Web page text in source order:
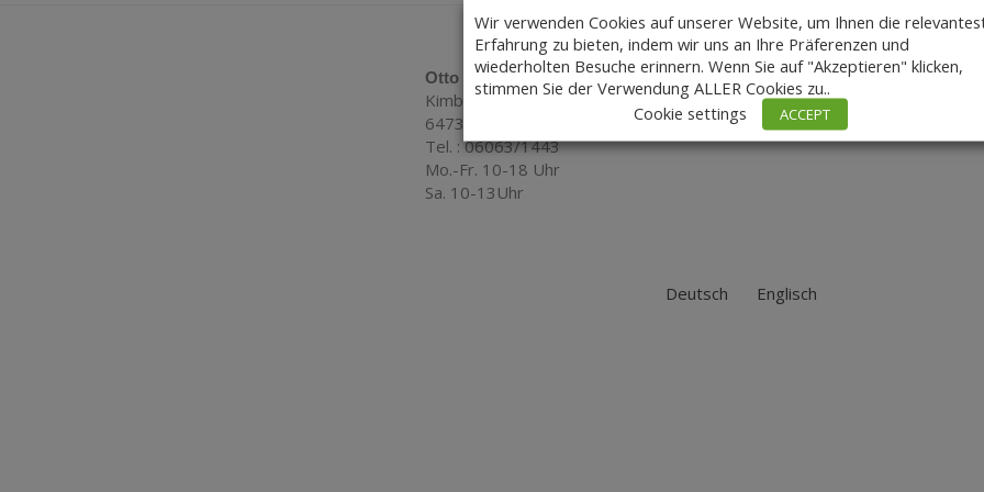
Otto Blumenschein
Kimbacher Str. 107
64732 Bad König
Tel. : 06063/1443
Mo.-Fr. 10-18 Uhr
Sa. 10-13Uhr
Wir verwenden Cookies auf unserer Website, um Ihnen die
Erfahrung zu bieten, indem wir uns an Ihre Präferenzen und
wiederholten Besuche erinnern. Wenn Sie auf "Akzeptieren" klicken,
stimmen Sie der Verwendung ALLER Cookies zu..
Cookie settings
ACCEPT
Deutsch Englisch